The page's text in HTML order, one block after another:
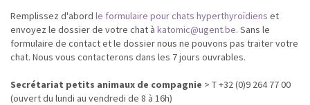
Remplissez d'abord le formulaire pour chats hyperthyroïdiens et
envoyez le dossier de votre chat à katomic@ugent.be. Sans le
formulaire de contact et le dossier nous ne pouvons pas traiter votre
chat. Nous vous contacterons dans les 7 jours ouvrables.
Secrétariat petits animaux de compagnie > T +32 (0)9 264 77 00
(ouvert du lundi au vendredi de 8 à 16h)